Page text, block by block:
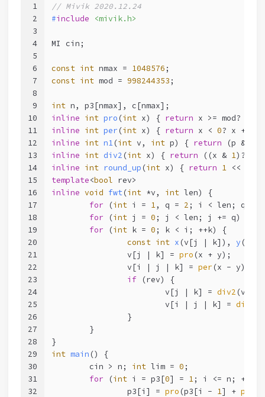
1
2
3
4
5
6
7
8
9
10
11
12
13
14
15
16
17
18
19
20
21
22
23
24
25
26
27
28
29
30
31
32
// Mivik 2020.12.24
#include <mivik.h>
MI cin;
const int nmax = 1048576 ;
const int mod = 998244353 ;
int n, p3[nmax], c[nmax];
inline int pro (int x) { return x >= mod? x
inline int per (int x) { return x < 0? x +
inline int n1(int v, int p) { return (p &
inline int div2 (int x) { return ((x & 1)? x
inline int round_up (int x) { return 1 << (
template<bool rev>
inline void fwt(int *v, int len)
{
for (int i = 1, q = 2 ; i < len; q =
for (int j = 0 ; j < len; j += q)
for (int k = 0 ; k < i; ++k) {
const int x (v[j | k]) , y (v[i
		v[j | k] =
pro (x + y);
		v[i | j | k] =
per (x - y);
if (rev) {
			v[j | k] =
div2 (v[j
			v[i | j | k] =
div2
		}
	}
}
int main ()
{
	cin > n;
int lim = 0 ;
for (int i = p3[0] = 1; i <= n; ++i)
		p3[i] =
pro (p3[i - 1] + pro